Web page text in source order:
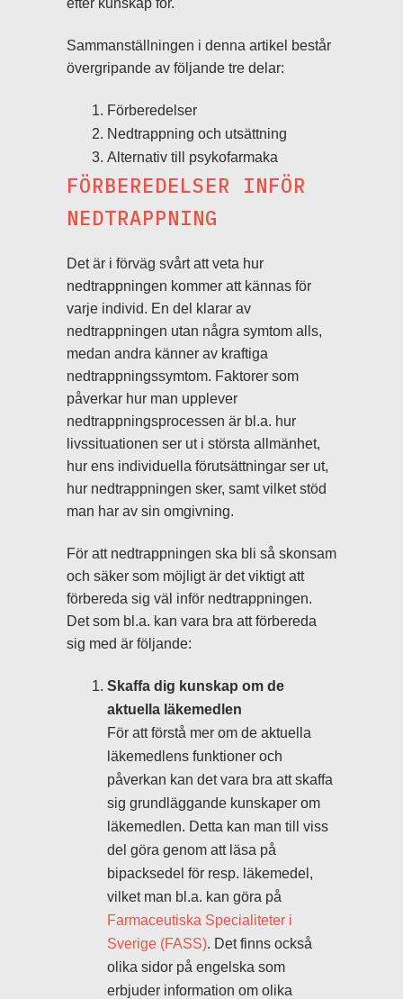
efter kunskap för.
Sammanställningen i denna artikel består
övergripande av följande tre delar:
Förberedelser
Nedtrappning och utsättning
Alternativ till psykofarmaka
FÖRBEREDELSER INFÖR
NEDTRAPPNING
Det är i förväg svårt att veta hur
nedtrappningen kommer att kännas för
varje individ. En del klarar av
nedtrappningen utan några symtom alls,
medan andra känner av kraftiga
nedtrappningssymtom. Faktorer som
påverkar hur man upplever
nedtrappningsprocessen är bl.a. hur
livssituationen ser ut i största allmänhet,
hur ens individuella förutsättningar ser ut,
hur nedtrappningen sker, samt vilket stöd
man har av sin omgivning.
För att nedtrappningen ska bli så skonsam
och säker som möjligt är det viktigt att
förbereda sig väl inför nedtrappningen.
Det som bl.a. kan vara bra att förbereda
sig med är följande:
Skaffa dig kunskap om de
aktuella läkemedlen
För att förstå mer om de aktuella
läkemedlens funktioner och
påverkan kan det vara bra att skaffa
sig grundläggande kunskaper om
läkemedlen. Detta kan man till viss
del göra genom att läsa på
bipacksedel för resp. läkemedel,
vilket man bl.a. kan göra på
Farmaceutiska Specialiteter i
Sverige (FASS). Det finns också
olika sidor på engelska som
erbjuder information om olika